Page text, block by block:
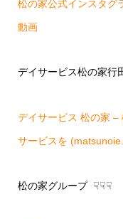
松の家公式インスタグ
動画
デイサービス松の家行
デイサービス 松の家 –
サービスを
松の家グループ ☟☟☟